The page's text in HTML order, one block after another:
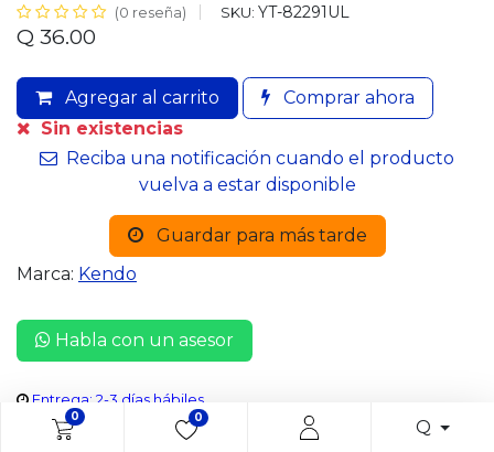
0 0 Q
(0 reseña) SKU: YT-82291UL
Q 36.00
Agregar al carrito
Comprar ahora
Sin existencias
Reciba una notificación cuando el producto
vuelva a estar disponible
Guardar para más tarde
Marca: Kendo
Habla con un asesor
Entrega: 2-3 días hábiles